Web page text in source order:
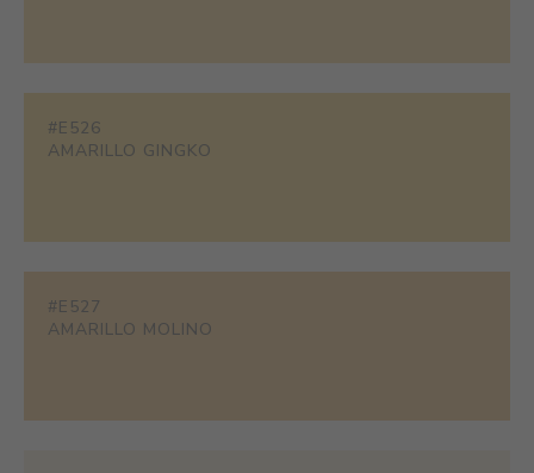
#E526
AMARILLO GINGKO
#E527
AMARILLO MOLINO